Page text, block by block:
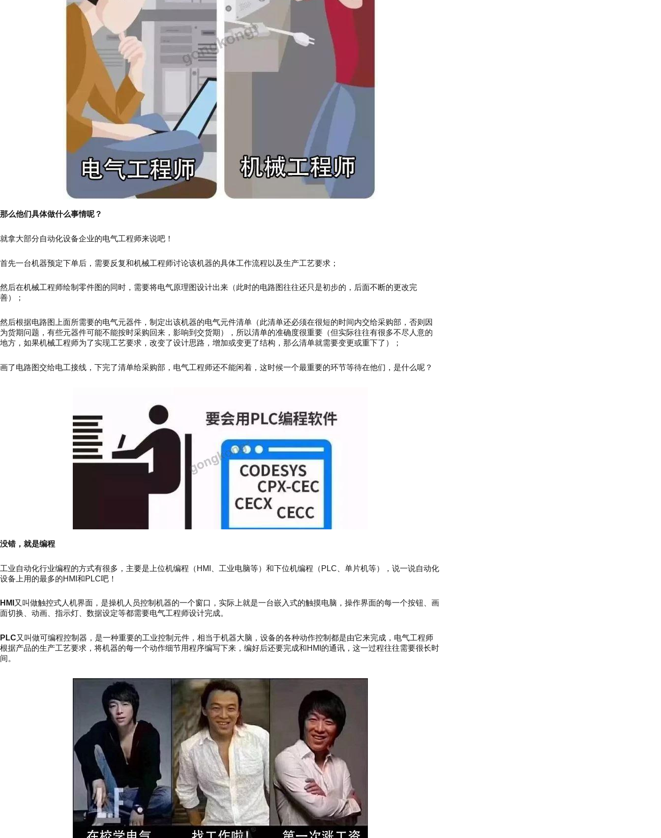
那么他们具体做什么事情呢？
就拿大部分自动化设备企业的电气工程师来说吧！
首先一台机器预定下单后，需要反复和机械工程师讨论该机器的具体工作流程以及生产工艺要求；
然后在机械工程师绘制零件图的同时，需要将电气原理图设计出来（此时的电路图往往还只是初步的，后面不断的更改完
善）；
然后根据电路图上面所需要的电气元器件，制定出该机器的电气元件清单（此清单还必须在很短的时间内交给采购部，否则因
为货期问题，有些元器件可能不能按时采购回来，影响到交货期），所以清单的准确度很重要（但实际往往有很多不尽人意的
地方，如果机械工程师为了实现工艺要求，改变了设计思路，增加或变更了结构，那么清单就需要变更或重下了）；
画了电路图交给电工接线，下完了清单给采购部，电气工程师还不能闲着，这时候一个最重要的环节等待在他们，是什么呢？
没错，就是编程
工业自动化行业编程的方式有很多，主要是上位机编程（HMI、工业电脑等）和下位机编程（PLC、单片机等），说一说自动化
设备上用的最多的HMI和PLC吧！
HMI 又叫做触控式人机界面，是操机人员控制机器的一个窗口，实际上就是一台嵌入式的触摸电脑，操作界面的每一个按钮、画
面切换、动画、指示灯、数据设定等都需要电气工程师设计完成。
PLC又叫做可编程控制器，是一种重要的工业控制元件，相当于机器大脑，设备的各种动作控制都是由它来完成，电气工程师
根据产品的生产工艺要求，将机器的每一个动作细节用程序编写下来，编好后还要完成和HMI的通讯，这一过程往往需要很长时
间。